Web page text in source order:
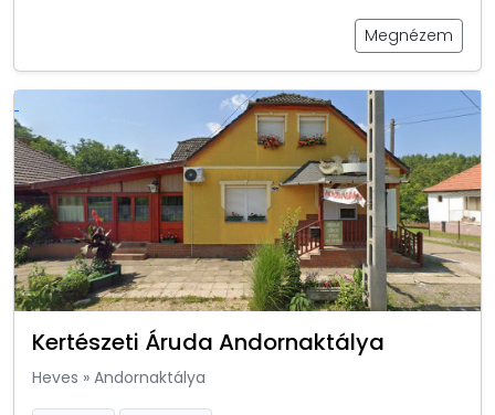
Megnézem
Kertészeti Áruda Andornaktálya
Heves » Andornaktálya